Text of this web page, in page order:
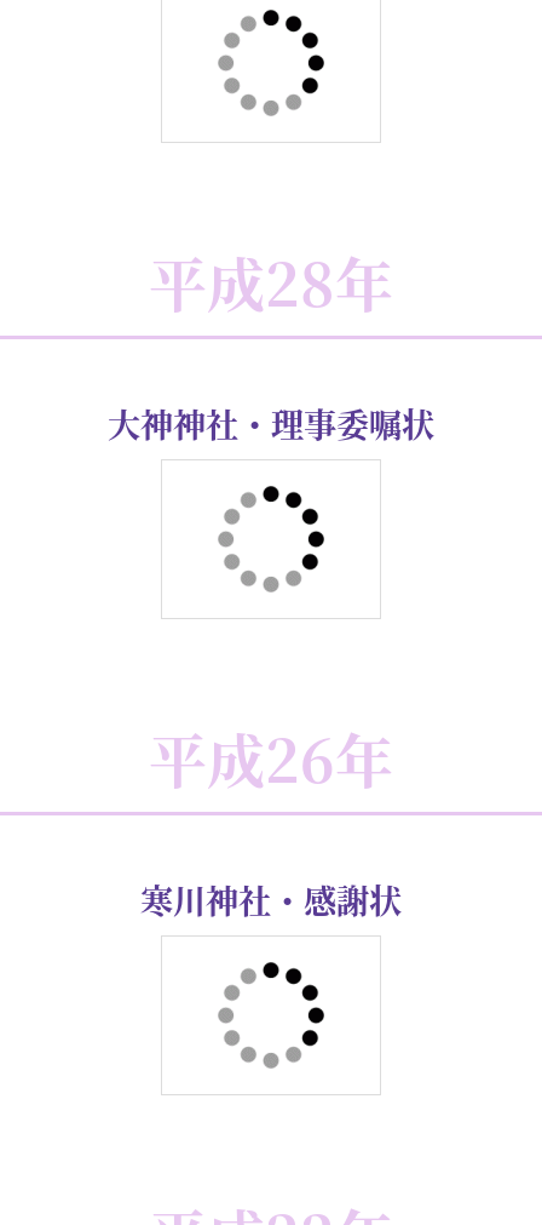
平成29年
箱根神社・表彰状
平成28年
大神神社・理事委嘱状